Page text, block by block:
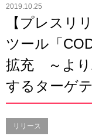
2019.10.25
【プレスリ
ツール「
拡充 ～より
するターゲ
リリース